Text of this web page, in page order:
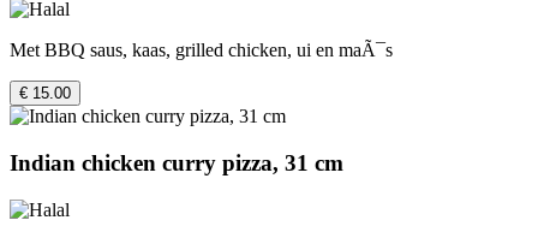
Met BBQ saus, kaas, grilled chicken, ui en maÃ¯s
€ 15.00
Indian chicken curry pizza, 31 cm